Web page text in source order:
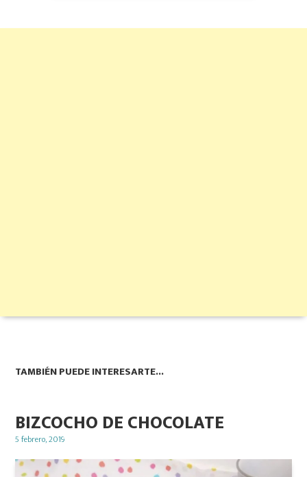
TAMBIÉN PUEDE INTERESARTE...
BIZCOCHO DE CHOCOLATE
Posted
5 febrero, 2019